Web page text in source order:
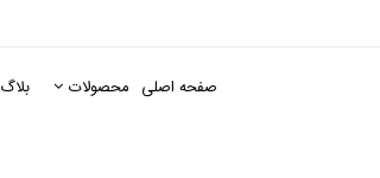
صفحه اصلی محصولات بلاگ